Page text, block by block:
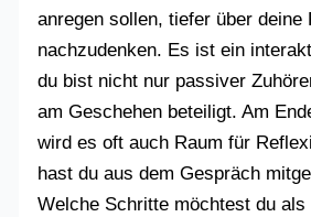
anregen sollen, tiefer über deine
nachzudenken. Es ist ein
du bist nicht nur passiver
am Geschehen beteiligt. Am
wird es oft auch Raum für
hast du aus dem Gespräch
Welche Schritte möchtest du als